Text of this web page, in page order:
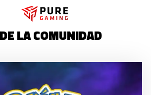
LA COMUNIDAD